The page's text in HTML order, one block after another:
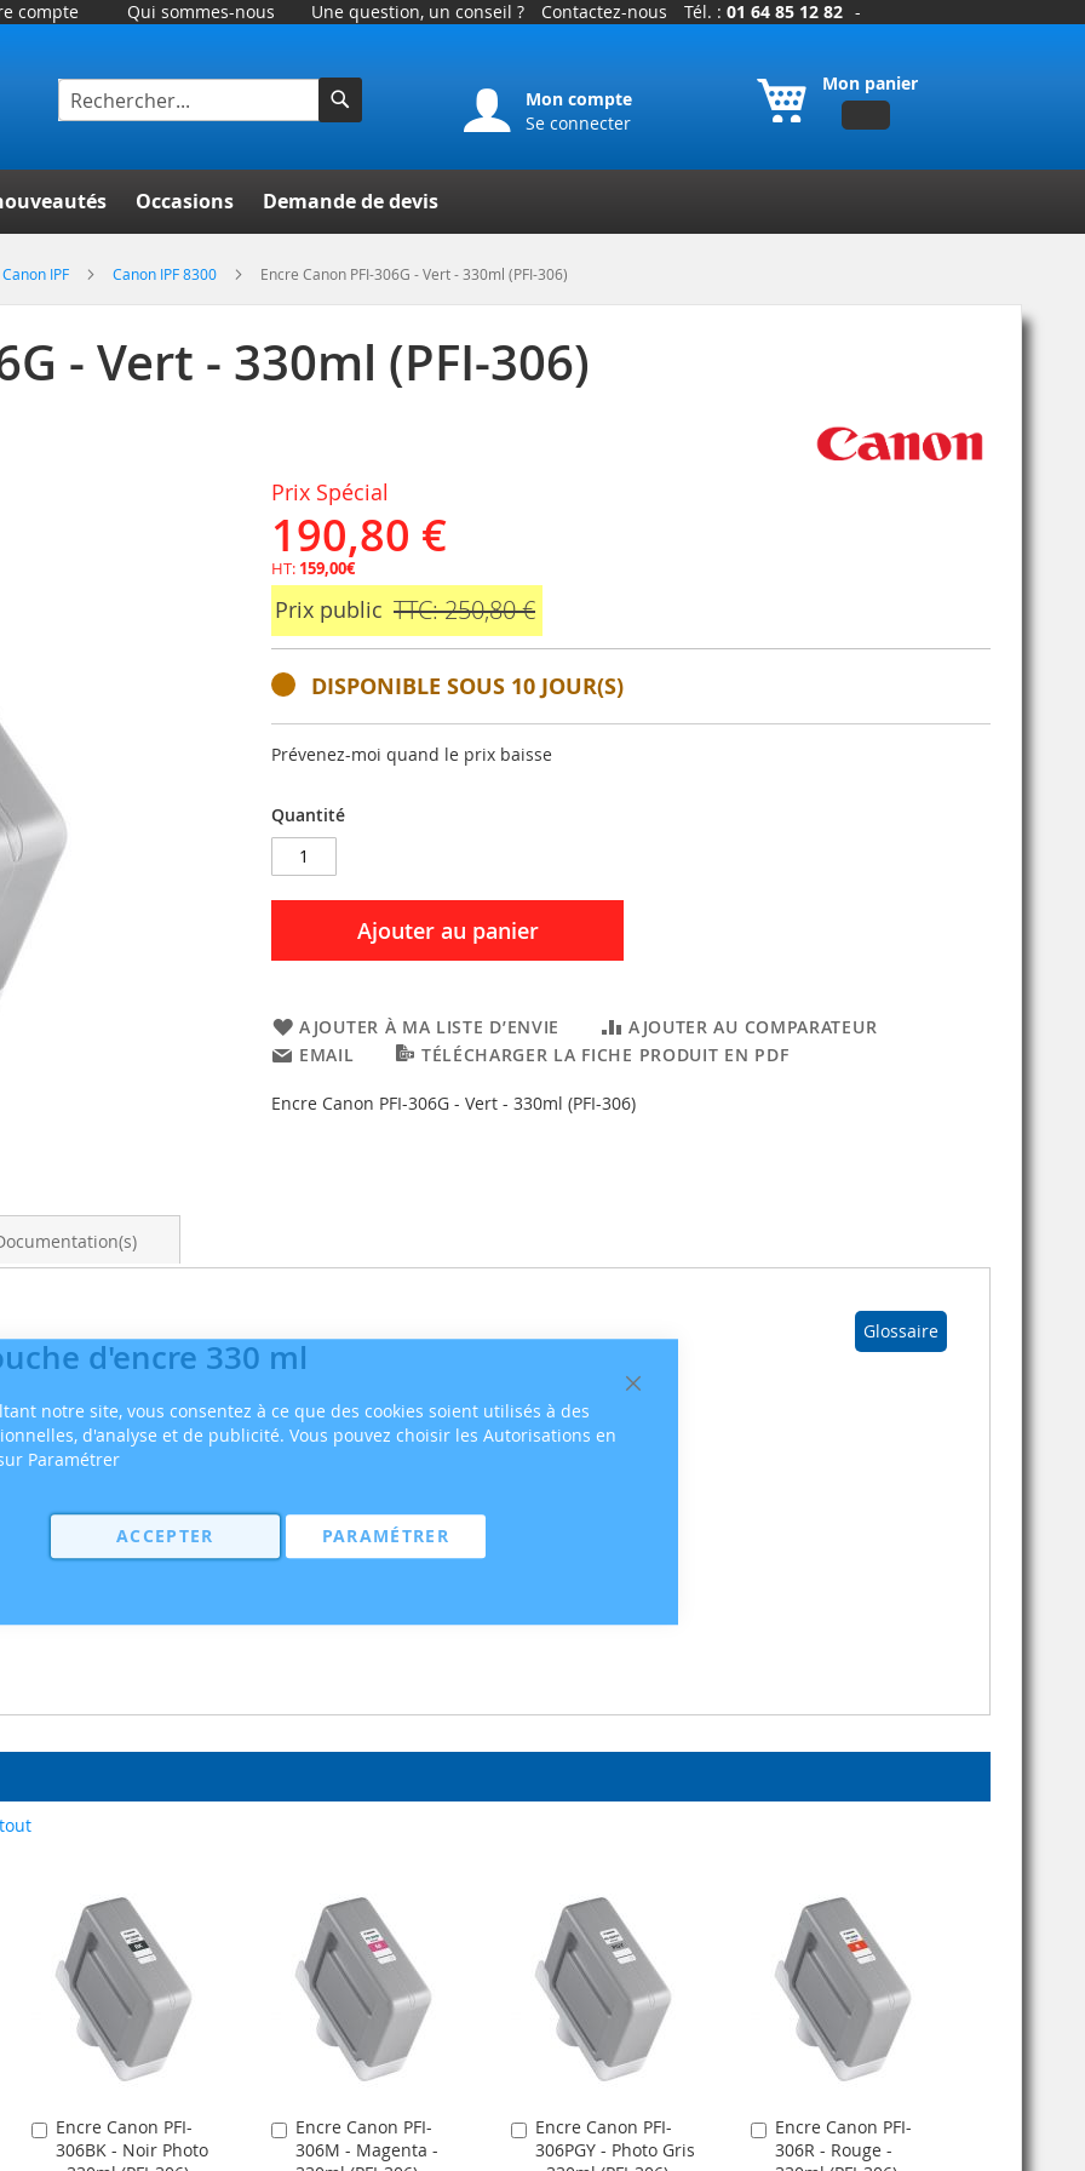
Fermer
notre site, vous consentez à ce que des cookies soient utilisés à des
d'analyse et de publicité. Vous pouvez choisir les Autorisations en
Paramétrer
ACCEPTER PARAMÉTRER
compte Qui sommes-nous Une question, un conseil ? Contactez-nous Tél. : 01 64 85 12 82 -
Mon panier
Mon compte
Se connecter
Occasions Demande de devis
Canon IPF Canon IPF 8300 Encre Canon PFI-306G - Vert - 330ml (PFI-306)
- Vert - 330ml (PFI-306)
Prix Spécial
190,80 €
HT: 159,00€
Prix public TTC: 250,80 €
DISPONIBLE SOUS 10 JOUR(S)
Prévenez-moi quand le prix baisse
Quantité
Ajouter au panier
AJOUTER À MA LISTE D’ENVIE
AJOUTER AU COMPARATEUR
EMAIL
TÉLÉCHARGER LA FICHE PRODUIT EN PDF
Encre Canon PFI-306G - Vert - 330ml (PFI-306)
Glossaire
d'encre 330 ml
Encre Canon PFI-
306BK - Noir Photo
Ajouter
au
Encre Canon PFI-
306M - Magenta -
Ajouter
au
Encre Canon PFI-
306PGY - Photo Gris
Ajouter
au
Encre Canon PFI-
306R - Rouge -
Ajouter
au